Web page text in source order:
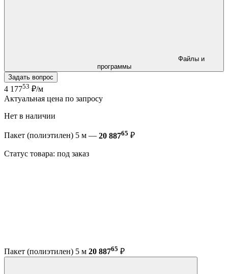
программы
Задать вопрос
4 17753 ₽/м
Актуальная цена по запросу
Нет в наличии
Пакет (полиэтилен) 5 м — 20 88765 ₽
Статус товара: под заказ
Пакет (полиэтилен) 5 м 20 88765 ₽